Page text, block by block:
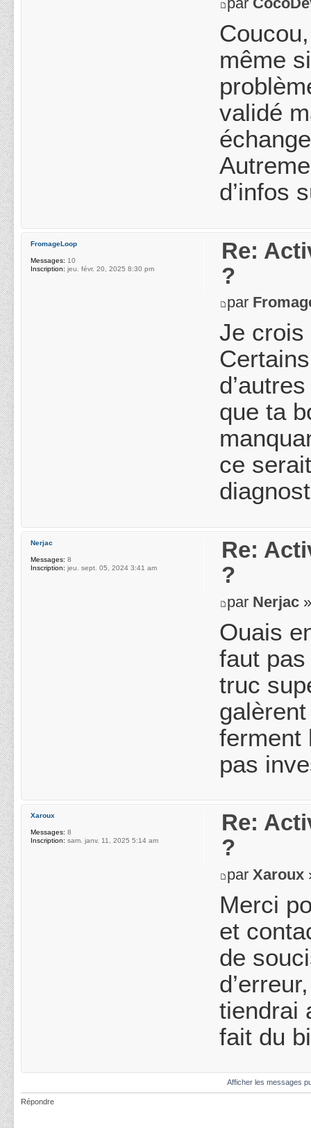
même
validé
d’infos
Re:
?
par
Je crois
que ta
ce
FromageLoop
Messages: 10
Inscription: jeu. févr. 20, 2025 8:30 pm
Re:
?
par Nerjac
Ouais
faut
truc
ferment
pas
Nerjac
Messages: 8
Inscription: jeu. sept. 05, 2024 3:41 am
Re:
?
par Xaroux
Merci
et
de
tiendrai
fait du
Xaroux
Messages: 8
Inscription: sam. janv. 11, 2025 5:14 am
Afficher les messages
Répondre